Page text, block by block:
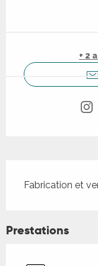
+ 2
Fabrication et
Prestations